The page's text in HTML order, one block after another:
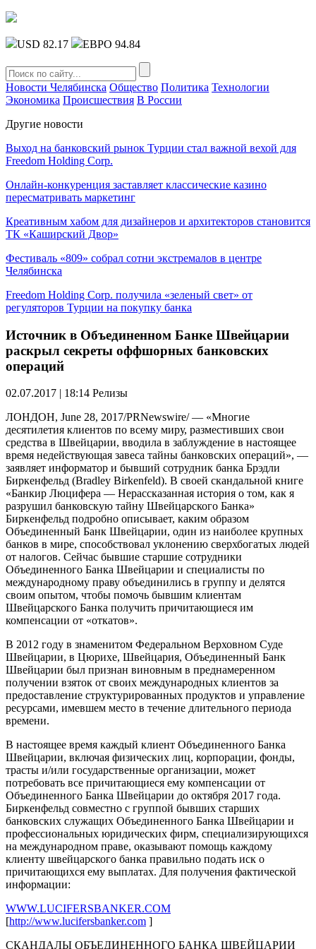
USD 82.17 ЕВРО 94.84
Новости Челябинска Общество Политика Технологии
Экономика Происшествия В России
Другие новости
Выход на банковский рынок Турции стал важной вехой для
Freedom Holding Corp.
Онлайн-конкуренция заставляет классические казино
пересматривать маркетинг
Креативным хабом для дизайнеров и архитекторов становится
ТК «Каширский Двор»
Фестиваль «809» собрал сотни экстремалов в центре
Челябинска
Freedom Holding Corp. получила «зеленый свет» от
регуляторов Турции на покупку банка
Источник в Объединенном Банке Швейцарии
раскрыл секреты оффшорных банковских
операций
02.07.2017 | 18:14 Релизы
ЛОНДОН, June 28, 2017/PRNewswire/ — «Многие
десятилетия клиентов по всему миру, разместивших свои
средства в Швейцарии, вводила в заблуждение в настоящее
время недействующая завеса тайны банковских операций», —
заявляет информатор и бывший сотрудник банка Брэдли
Биркенфельд (Bradley Birkenfeld). В своей скандальной книге
«Банкир Люцифера — Нерассказанная история о том, как я
разрушил банковскую тайну Швейцарского Банка»
Биркенфельд подробно описывает, каким образом
Объединенный Банк Швейцарии, один из наиболее крупных
банков в мире, способствовал уклонению сверхбогатых людей
от налогов. Сейчас бывшие старшие сотрудники
Объединенного Банка Швейцарии и специалисты по
международному праву объединились в группу и делятся
своим опытом, чтобы помочь бывшим клиентам
Швейцарского Банка получить причитающиеся им
компенсации от «откатов».
В 2012 году в знаменитом Федеральном Верховном Суде
Швейцарии, в Цюрихе, Швейцария, Объединенный Банк
Швейцарии был признан виновным в преднамеренном
получении взяток от своих международных клиентов за
предоставление структурированных продуктов и управление
ресурсами, имевшем место в течение длительного периода
времени.
В настоящее время каждый клиент Объединенного Банка
Швейцарии, включая физических лиц, корпорации, фонды,
трасты и/или государственные организации, может
потребовать все причитающиеся ему компенсации от
Объединенного Банка Швейцарии до октября 2017 года.
Биркенфельд совместно с группой бывших старших
банковских служащих Объединенного Банка Швейцарии и
профессиональных юридических фирм, специализирующихся
на международном праве, оказывают помощь каждому
клиенту швейцарского банка правильно подать иск о
причитающихся ему выплатах. Для получения фактической
информации:
WWW.LUCIFERSBANKER.COM
[http://www.lucifersbanker.com ]
СКАНДАЛЫ ОБЪЕДИНЕННОГО БАНКА ШВЕЙЦАРИИ